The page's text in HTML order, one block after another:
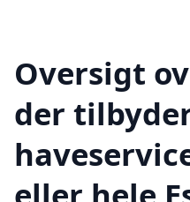
Oversigt
der